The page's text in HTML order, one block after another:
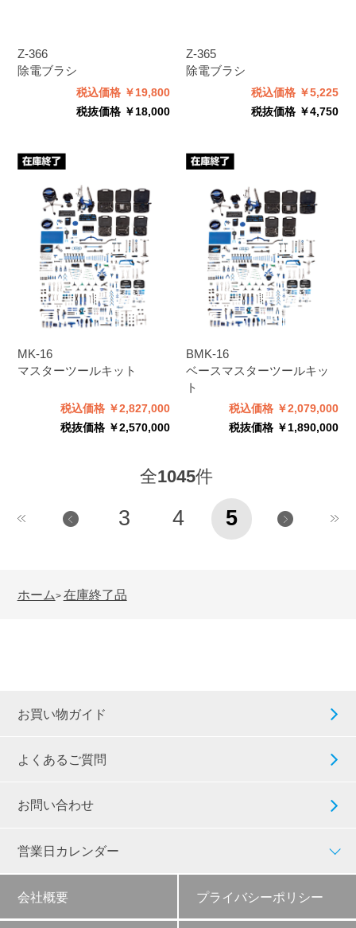
Z-366
除電ブラシ
税込価格 ￥19,800
税抜価格 ￥18,000
Z-365
除電ブラシ
税込価格 ￥5,225
税抜価格 ￥4,750
MK-16
マスターツールキット
税込価格 ￥2,827,000
税抜価格 ￥2,570,000
BMK-16
ベースマスターツールキッ
ト
税込価格 ￥2,079,000
税抜価格 ￥1,890,000
全1045件
3 4 5
ホーム> 在庫終了品
お買い物ガイド
よくあるご質問
お問い合わせ
営業日カレンダー
会社概要 プライバシーポリシー